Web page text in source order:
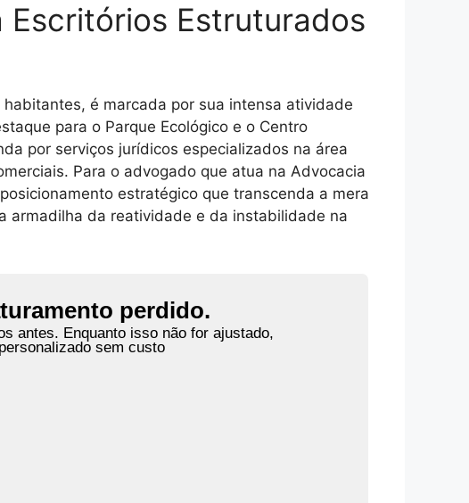
Escritórios Estruturados
é marcada por sua intensa atividade
para o Parque Ecológico e o Centro
por serviços jurídicos especializados na área
Para o advogado que atua na Advocacia
estratégico que transcenda a mera
armadilha da reatividade e da instabilidade na
perdido.
antes. Enquanto isso não for ajustado,
sem custo